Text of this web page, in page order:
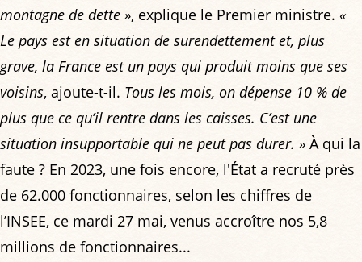
montagne de dette », explique le Premier ministre. «
Le pays est en situation de surendettement et, plus
grave, la France est un pays qui produit moins que ses
voisins, ajoute-t-il. Tous les mois, on dépense 10 % de
plus que ce qu’il rentre dans les caisses. C’est une
situation insupportable qui ne peut pas durer. » À qui la
faute ? En 2023, une fois encore, l'État a recruté près
de 62.000 fonctionnaires, selon les chiffres de
l’INSEE, ce mardi 27 mai, venus accroître nos 5,8
millions de fonctionnaires...